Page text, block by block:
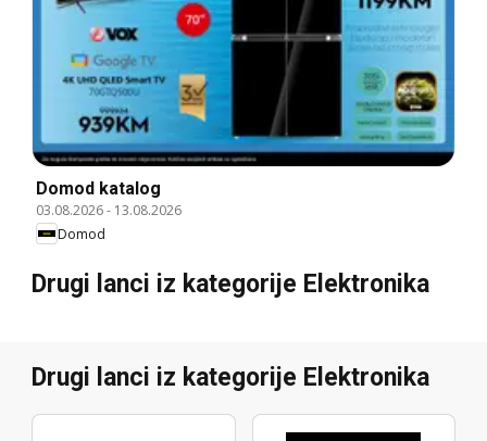
Domod katalog
03.08.2026- 13.08.2026
Domod
Drugi lanci iz kategorije Elektronika
Drugi lanci iz kategorije Elektronika